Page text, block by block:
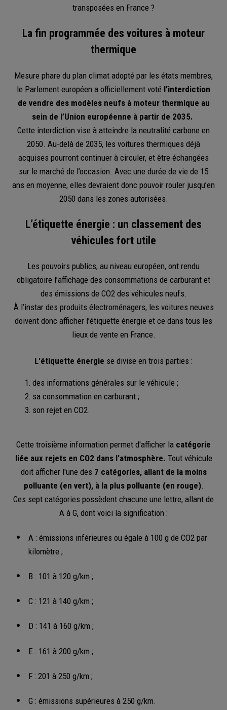
transposées en France ?
La fin programmée des voitures à moteur
thermique
Mesure phare du plan climat adopté par les états membres,
le Parlement européen a officiellement voté l’interdiction
de vendre des modèles neufs à moteur thermique au
sein de l’Union européenne à partir de 2035.
Cette interdiction vise à atteindre la neutralité carbone en
2050. Au-delà de 2035, les voitures thermiques déjà
acquises pourront continuer à circuler, et être échangées
sur le marché de l’occasion. Avec une durée de vie de 15
ans en moyenne, elles devraient donc pouvoir rouler jusqu’en
2050 dans les zones autorisées.
L’étiquette énergie : un classement des
véhicules fort utile
Les pouvoirs publics, au niveau européen, ont rendu
obligatoire l’affichage des consommations de carburant et
des émissions de CO2 des véhicules neufs.
À l’instar des produits électroménagers, les voitures neuves
doivent donc afficher l’étiquette énergie et ce dans tous les
lieux de vente en France.
L'étiquette énergie se divise en trois parties :
des informations générales sur le véhicule ;
sa consommation en carburant ;
son rejet en CO2.
Cette troisième information permet d'afficher la catégorie
liée aux rejets en CO2 dans l'atmosphère. Tout véhicule
doit afficher l'une des 7 catégories, allant de la moins
polluante (en vert), à la plus polluante (en rouge).
Ces sept catégories possèdent chacune une lettre, allant de
A à G, dont voici la signification :
A : émissions inférieures ou égale à 100 g de CO2 par
kilomètre ;
B : 101 à 120 g/km ;
C : 121 à 140 g/km ;
D : 141 à 160 g/km ;
E : 161 à 200 g/km ;
F : 201 à 250 g/km ;
G : émissions supérieures à 250 g/km.